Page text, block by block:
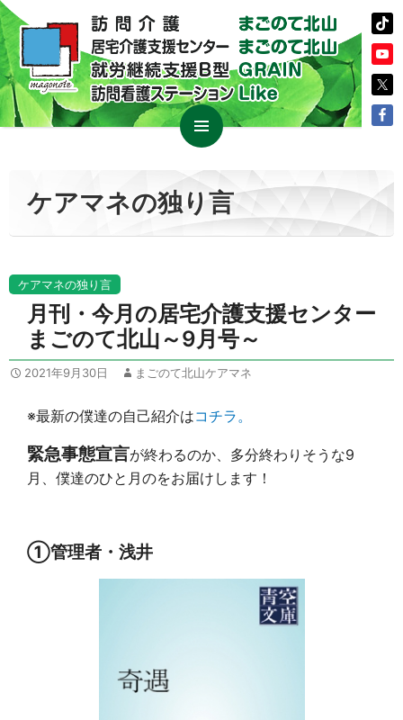
メニュ
ー
ス
キ
ケアマネの独り言
ケアマネの独り言
月刊・今月の居宅介護支援センター
まごのて北山～9月号～
2021年9月30日 まごのて北山ケアマネ
※最新の僕達の自己紹介はコチラ。
緊急事態宣言が終わるのか、多分終わりそうな9
月、僕達のひと月のをお届けします！
①管理者・浅井